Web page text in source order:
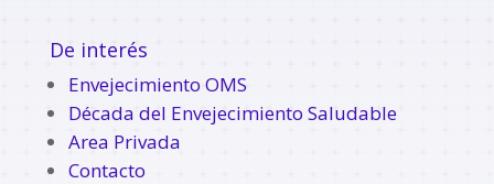
De interés
Envejecimiento OMS
Década del Envejecimiento Saludable
Area Privada
Contacto